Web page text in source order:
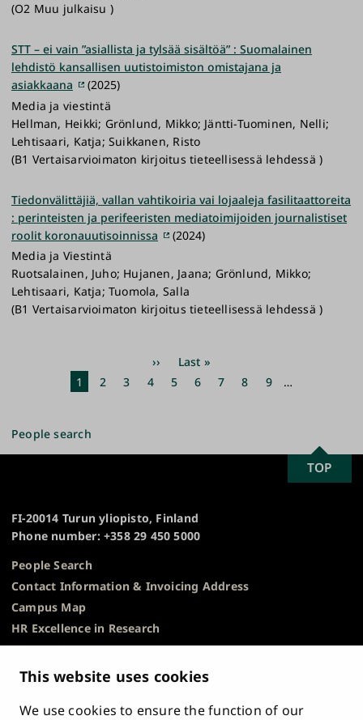
This website uses cookies
We use cookies to ensure the function of our
(O2 Muu julkaisu )
STT – ei vain ”asiallista ja tylsää sisältöä” : Suomalainen
lehdistö kansallisen uutistoimiston omistajana ja
asiakkaana
(2025)
Media ja viestintä
Hellman, Heikki; Grönlund, Mikko; Jäntti-Tuominen, Nelli;
Lehtisaari, Katja; Suikkanen, Risto
(B1 Vertaisarvioimaton kirjoitus tieteellisessä lehdessä )
Tiedonvälittäjiä, vallan vahtikoiria vai lojaaleja fasilitaattoreita
: perinteisten ja perifeeristen mediatoimijoiden journalistiset
roolit koronauutisoinnissa
(2024)
Media ja Viestintä
Ruotsalainen, Juho; Hujanen, Jaana; Grönlund, Mikko;
Lehtisaari, Katja; Tuomola, Salla
(B1 Vertaisarvioimaton kirjoitus tieteellisessä lehdessä )
Next
page
››
Last
page
Last »
Current
1 Page
2 Page
3 Page
4 Page
5 Page
6 Page
7 Page
8 Page
9 …
People search
FI-20014 Turun yliopisto, Finland
Phone number: +358 29 450 5000
People Search
Contact Information & Invoicing Address
Campus Map
HR Excellence in Research
Privacy Notice
Description of Document Publicity & Information
Whistleblowing
SCROLL
TO
TOP